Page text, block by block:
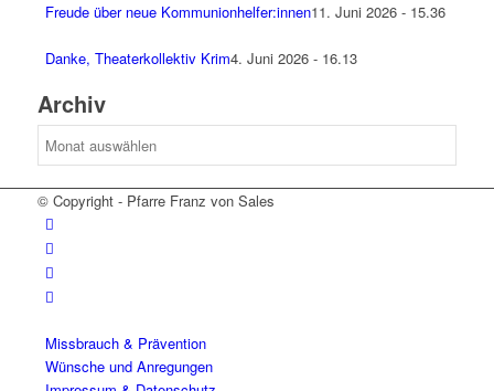
Freude über neue Kommunionhelfer:innen11. Juni 2026 - 15.36
Danke, Theaterkollektiv Krim4. Juni 2026 - 16.13
Archiv
© Copyright - Pfarre Franz von Sales
Missbrauch & Prävention
Wünsche und Anregungen